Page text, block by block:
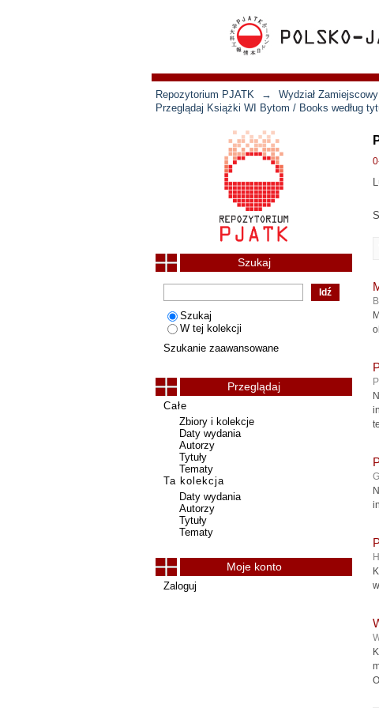
Repozytorium PJATK → Wydział
Przeglądaj Książki WI Bytom / Books według
Szukaj
Szukaj
W tej kolekcji
Szukanie zaawansowane
Przeglądaj
Całe
Zbiory i kolekcje
Daty wydania
Autorzy
Tytuły
Tematy
Ta kolekcja
Daty wydania
Autorzy
Tytuły
Tematy
Moje konto
Zaloguj